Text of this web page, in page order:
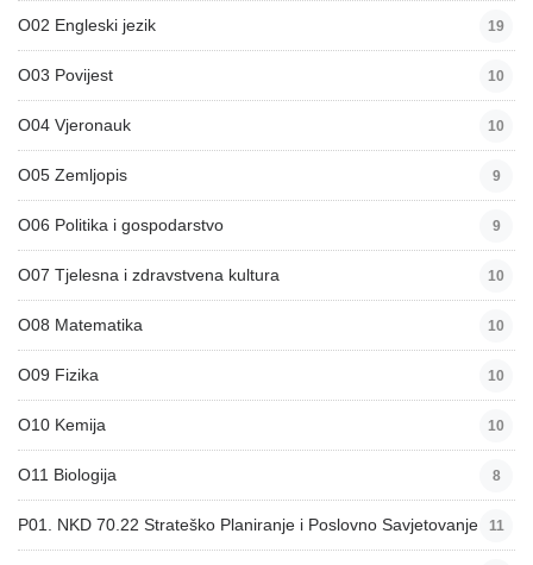
O02 Engleski jezik 19
O03 Povijest 10
O04 Vjeronauk 10
O05 Zemljopis 9
O06 Politika i gospodarstvo 9
O07 Tjelesna i zdravstvena kultura 10
O08 Matematika 10
O09 Fizika 10
O10 Kemija 10
O11 Biologija 8
P01. NKD 70.22 Strateško Planiranje i Poslovno Savjetovanje 11